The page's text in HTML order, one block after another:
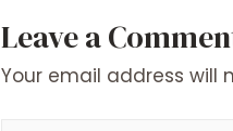
Leave a
Your email address will